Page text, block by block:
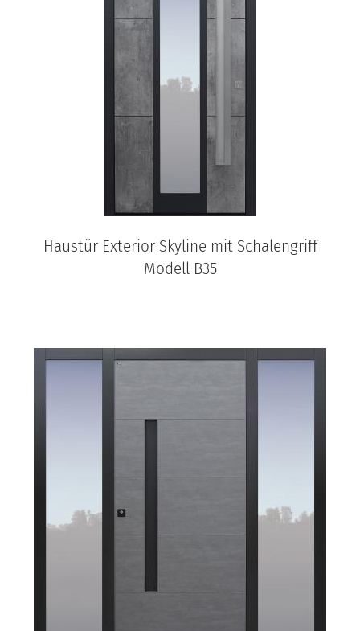
Haustür Exterior Skyline mit Schalengriff
Modell B35